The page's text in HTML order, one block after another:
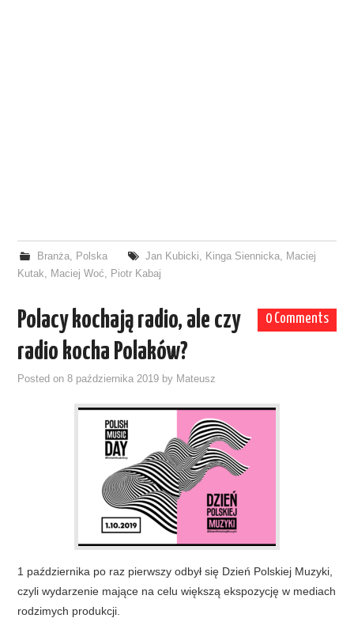
Branża, Polska Jan Kubicki, Kinga Siennicka, Maciej
Kutak, Maciej Woć, Piotr Kabaj
0 Comments
Polacy kochają radio, ale czy
radio kocha Polaków?
Posted on8 października 2019 by Mateusz
1 października po raz pierwszy odbył się Dzień Polskiej Muzyki,
czyli wydarzenie mające na celu większą ekspozycję w mediach
rodzimych produkcji.